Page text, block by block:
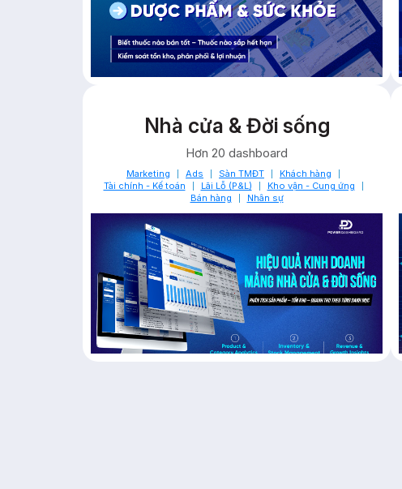
Nhà cửa & Đời sống
Hơn 20 dashboard
Marketing Ads Sàn TMĐT
Khách hàng
Tài chính - Kế toán
Lãi Lỗ (P&L)
Kho vận - Cung ứng
Bán hàng
Nhân sự